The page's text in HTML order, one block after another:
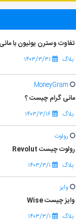
تفاوت وسترن یونیون با
بلاگ ۱۴۰۳/۳/۳۱
MoneyGram
مانی گرام چیست ؟
بلاگ ۱۴۰۳/۳/۱۶
رولوت
رولوت چیست Revolut
بلاگ ۱۴۰۳/۳/۱
وایز
وایز چیست Wise
بلاگ ۱۴۰۳/۳/۱